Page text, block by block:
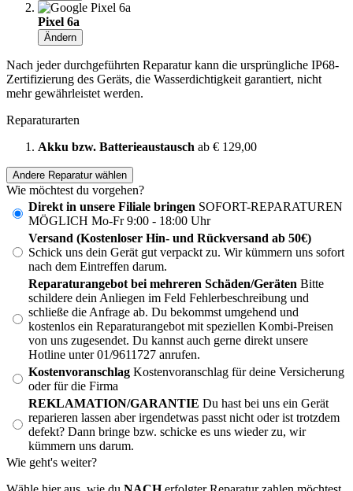
Pixel 6a
Ändern
Nach jeder durchgeführten Reparatur kann die ursprüngliche IP68-
Zertifizierung des Geräts, die Wasserdichtigkeit garantiert, nicht
mehr gewährleistet werden.
Reparaturarten
Akku bzw. Batterieaustausch ab € 129,00
Andere Reparatur wählen
Wie möchtest du vorgehen?
Direkt in unsere Filiale bringen SOFORT-REPARATUREN
MÖGLICH Mo-Fr 9:00 - 18:00 Uhr
Versand (Kostenloser Hin- und Rückversand ab 50€)
Schick uns dein Gerät gut verpackt zu. Wir kümmern uns sofort
nach dem Eintreffen darum.
Reparaturangebot bei mehreren Schäden/Geräten Bitte
schildere dein Anliegen im Feld Fehlerbeschreibung und
schließe die Anfrage ab. Du bekommst umgehend und
kostenlos ein Reparaturangebot mit speziellen Kombi-Preisen
von uns zugesendet. Du kannst auch gerne direkt unsere
Hotline unter 01/9611727 anrufen.
Kostenvoranschlag Kostenvoranschlag für deine Versicherung
oder für die Firma
REKLAMATION/GARANTIE Du hast bei uns ein Gerät
reparieren lassen aber irgendetwas passt nicht oder ist trotzdem
defekt? Dann bringe bzw. schicke es uns wieder zu, wir
kümmern uns darum.
Wie geht's weiter?